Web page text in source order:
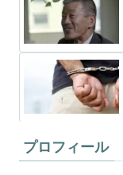
プロフィール